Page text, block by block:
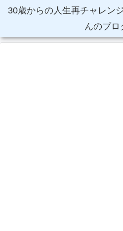
30歳からの人生再チャレン
んのブロ